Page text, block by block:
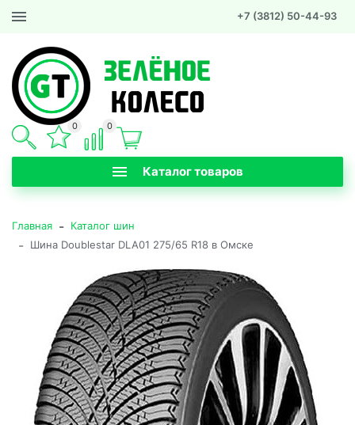
+7 (3812) 50-44-93
Каталог товаров
0 0
Главная - Каталог шин
- Шина Doublestar DLA01 275/65 R18 в Омске